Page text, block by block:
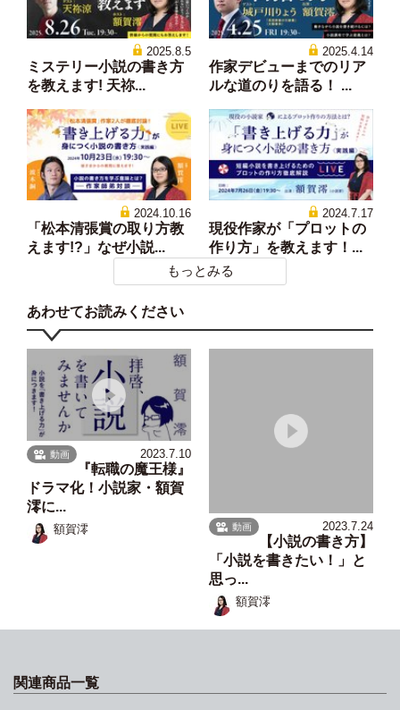
2025.8.5
ミステリー小説の書き方
を教えます! 天祢...
2025.4.14
作家デビューまでのリア
ルな道のりを語る！ ...
2024.10.16
「松本清張賞の取り方教
えます!?」なぜ小説...
2024.7.17
現役作家が「プロットの
作り方」を教えます！...
もっとみる
あわせてお読みください
動画 2023.7.10
『転職の魔王様』
ドラマ化！小説家・額賀
澪に...
額賀澪 動画 2023.7.24
【小説の書き方】
「小説を書きたい！」と
思っ...
額賀澪
関連商品一覧